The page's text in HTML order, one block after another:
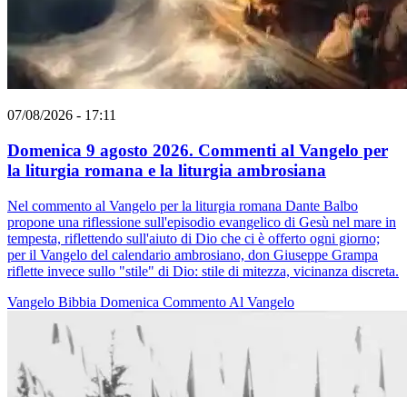
07/08/2026 - 17:11
Domenica 9 agosto 2026. Commenti al Vangelo per
la liturgia romana e la liturgia ambrosiana
Nel commento al Vangelo per la liturgia romana Dante Balbo
propone una riflessione sull'episodio evangelico di Gesù nel mare in
tempesta, riflettendo sull'aiuto di Dio che ci è offerto ogni giorno;
per il Vangelo del calendario ambrosiano, don Giuseppe Grampa
riflette invece sullo "stile" di Dio: stile di mitezza, vicinanza discreta.
Vangelo Bibbia Domenica Commento Al Vangelo